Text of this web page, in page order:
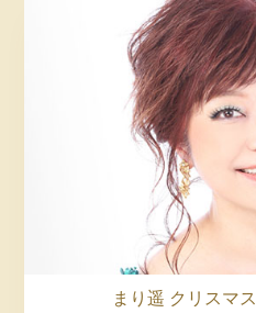
まり遥 クリスマス